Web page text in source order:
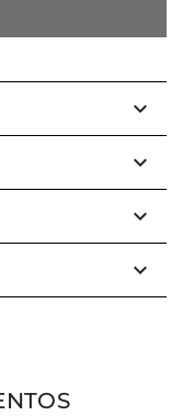
keyboard_arrow_down
keyboard_arrow_down
keyboard_arrow_down
keyboard_arrow_down